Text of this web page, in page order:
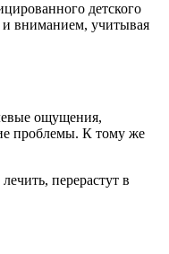
детского
и вниманием, учитывая
ощущения,
проблемы. К тому же
перерастут в